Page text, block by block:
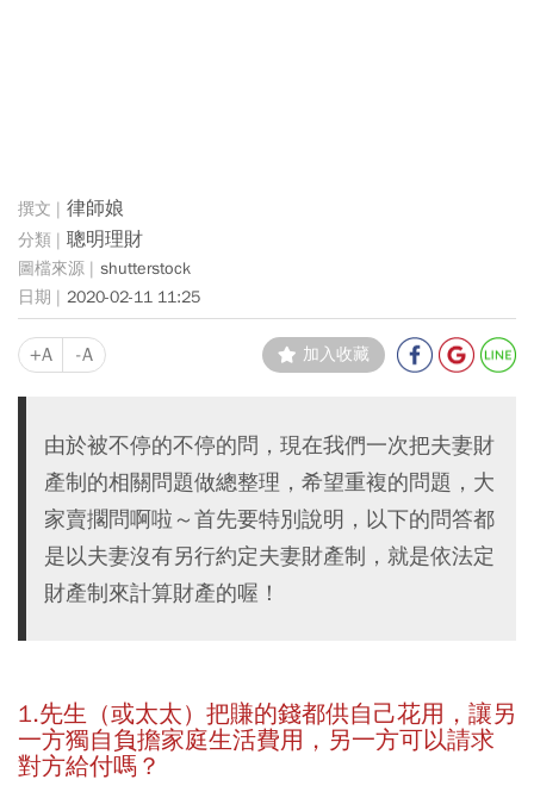
律師娘
聰明理財
shutterstock
2020-02-11 11:25
+A -A 加入收藏
由於被不停的不停的問，現在我們一次把夫妻財
產制的相關問題做總整理，希望重複的問題，大
家賣擱問啊啦～首先要特別說明，以下的問答都
是以夫妻沒有另行約定夫妻財產制，就是依法定
財產制來計算財產的喔！
1.先生（或太太）把賺的錢都供自己花用，讓另
一方獨自負擔家庭生活費用，另一方可以請求
對方給付嗎？